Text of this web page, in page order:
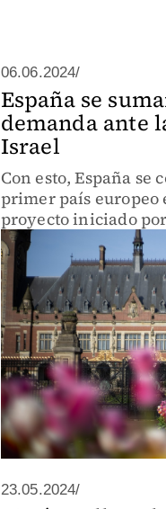
06.06.2024/
España se
demanda ante
Israel
Con esto, España se
primer país europeo
proyecto iniciado
23.05.2024/